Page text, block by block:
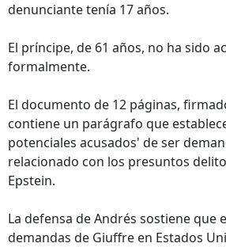
denunciante tenía 17 años.
El príncipe, de 61 años, no ha sido
formalmente.
El documento de 12 páginas,
contiene un parágrafo que
potenciales acusados' de ser
relacionado con los presuntos
Epstein.
La defensa de Andrés sostiene que
demandas de Giuffre en Estados